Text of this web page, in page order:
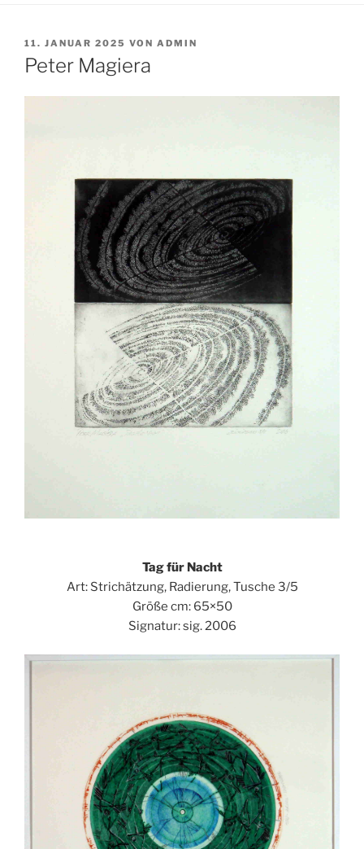
VERÖFFENTLICHT
AM
11. JANUAR 2025 VON ADMIN
Peter Magiera
Tag für Nacht
Art: Strichätzung, Radierung, Tusche 3/5
Größe cm: 65×50
Signatur: sig. 2006